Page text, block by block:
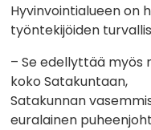
Hyvinvointialueen on
työntekijöiden
– Se edellyttää myös
koko Satakuntaan,
Satakunnan
euralainen